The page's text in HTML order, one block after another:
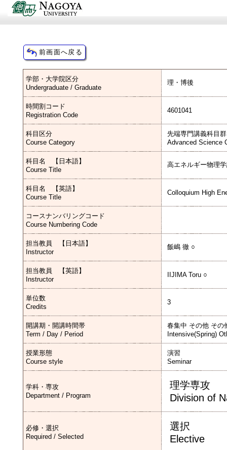
学部・大学院区分
Undergraduate / Graduate
理・博後
時間割コード
Registration Code
4601041
科目区分
Course Category
先端専門講義科目
Advanced Science
科目名 【日本語】
Course Title
高エネルギー物理
科目名 【英語】
Course Title
Colloquium High
コースナンバリングコード
Course Numbering Code
担当教員 【日本語】
Instructor
飯嶋 徹 ○
担当教員 【英語】
Instructor
IIJIMA Toru ○
単位数
Credits
3
開講期・開講時間帯
Term / Day / Period
春集中 その他 その
Intensive(Spring)
授業形態
Course style
演習
Seminar
学科・専攻
Department / Program
理学専攻
Division of
必修・選択
Required / Selected
選択
Elective